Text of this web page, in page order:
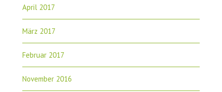
April 2017
März 2017
Februar 2017
November 2016